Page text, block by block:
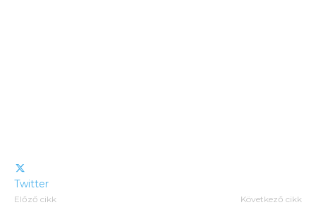
Twitter
Előző cikk Következő cikk